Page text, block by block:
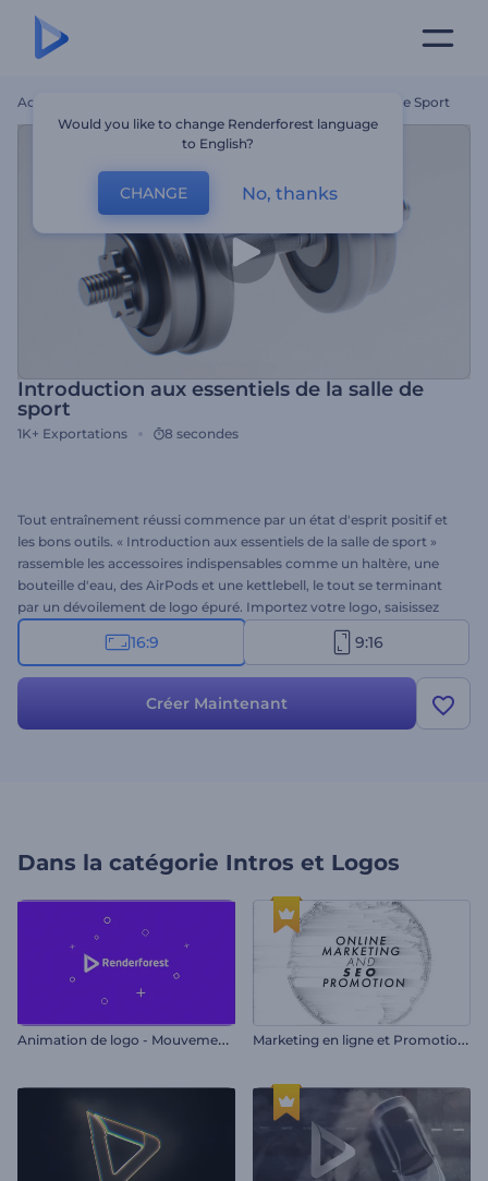
Accueil Introduction Aux Essentiels De La Salle De Sport
Introduction aux essentiels de la salle de
sport
1K+ Exportations 8 secondes
Tout entraînement réussi commence par un état d'esprit positif et
les bons outils. « Introduction aux essentiels de la salle de sport »
rassemble les accessoires indispensables comme un haltère, une
bouteille d'eau, des AirPods et une kettlebell, le tout se terminant
par un dévoilement de logo épuré. Importez votre logo, saisissez
votre slogan et choisissez une musique de fond pour une
présentation unique, avec des transitions fluides et un éclairage
projets sur le thème du sport et les contenus axés sur un mode de
16:9 9:16
Créer Maintenant
Dans la catégorie Intros et Logos
A
nimation de logo - Mouvement simple M
arketing en ligne et Promotion SEO
Would you like to change Renderforest language
to English?
CHANGE No, thanks